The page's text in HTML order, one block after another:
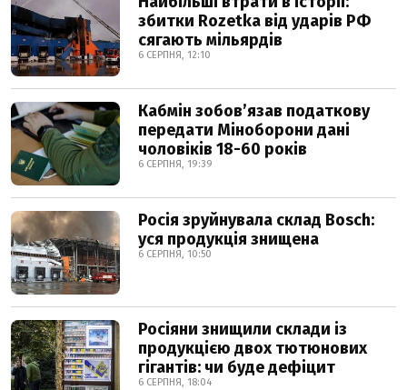
збитки Rozetka від ударів РФ
сягають мільярдів
6 СЕРПНЯ, 12:10
Кабмін зобовʼязав податкову
передати Міноборони дані
чоловіків 18-60 років
6 СЕРПНЯ, 19:39
Росія зруйнувала склад Bosch:
уся продукція знищена
6 СЕРПНЯ, 10:50
Росіяни знищили склади із
продукцією двох тютюнових
гігантів: чи буде дефіцит
6 СЕРПНЯ, 18:04